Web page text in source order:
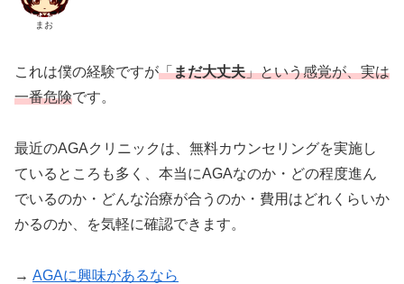
まお
これは僕の経験ですが「まだ大丈夫」という感覚が、実は
一番危険です。
最近のAGAクリニックは、無料カウンセリングを実施し
ているところも多く、本当にAGAなのか・どの程度進ん
でいるのか・どんな治療が合うのか・費用はどれくらいか
かるのか、を気軽に確認できます。
→ AGAに興味があるなら